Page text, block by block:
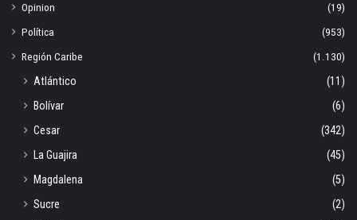
Opinion
(19)
Política
(953)
Región Caribe
(1.130)
Atlántico
(11)
Bolívar
(6)
Cesar
(342)
La Guajira
(45)
Magdalena
(5)
Sucre
(2)